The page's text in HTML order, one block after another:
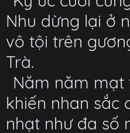
Nhu dừng lại ở
vô tội trên
Trà.
Năm năm mạt
khiến nhan sắc
nhạt như đa số